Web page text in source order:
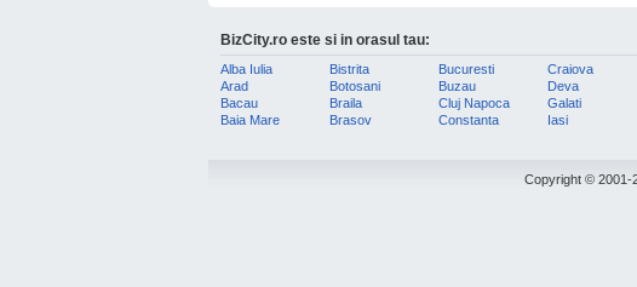
BizCity.ro este si in orasul tau:
Alba Iulia
Arad
Bacau
Baia Mare
Bistrita
Botosani
Braila
Brasov
Bucuresti
Buzau
Cluj Napoca
Constanta
Craiova
Deva
Galati
Iasi
Copyright © 2001-